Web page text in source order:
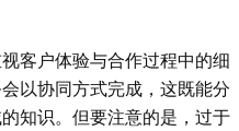
客户体验与合作过程中的细
以协同方式完成，这既能分
知识。但要注意的是，过于